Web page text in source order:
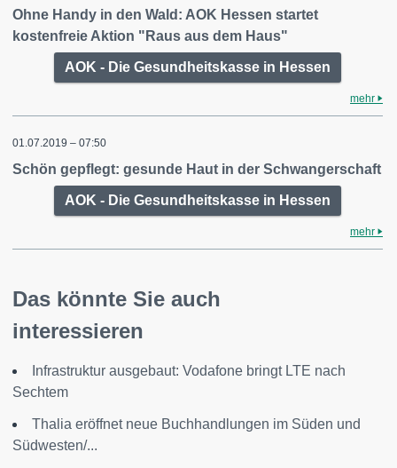
Ohne Handy in den Wald: AOK Hessen startet
kostenfreie Aktion "Raus aus dem Haus"
AOK - Die Gesundheitskasse in Hessen
mehr
01.07.2019 – 07:50
Schön gepflegt: gesunde Haut in der Schwangerschaft
AOK - Die Gesundheitskasse in Hessen
mehr
Das könnte Sie auch
interessieren
Infrastruktur ausgebaut: Vodafone bringt LTE nach
Sechtem
Thalia eröffnet neue Buchhandlungen im Süden und
Südwesten/...